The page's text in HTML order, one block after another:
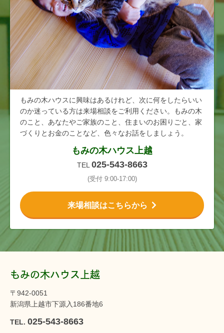
もみの木ハウスに興味はあるけれど、次に何をしたらいい
のか迷っている方は来場相談をご利用ください。もみの木
のこと、あなたやご家族のこと、住まいのお困りごと、家
づくりとお金のことなど、色々なお話をしましょう。
もみの木ハウス上越
TEL025-543-8663
(受付 9:00-17:00)
来場相談はこちらから
もみの木ハウス上越
〒942-0051
新潟県上越市下源入186番地6
TEL. 025-543-8663